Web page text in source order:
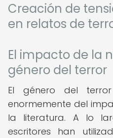
Creación de
en relatos de
El impacto de la
género del terror
El género del
enormemente del
la literatura. A lo
escritores han